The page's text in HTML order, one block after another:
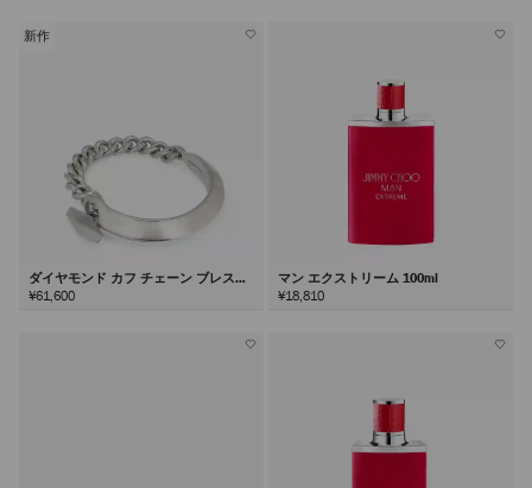
新作
ダイヤモンド カフ チェーン ブレスレ
ット
¥61,600
マン エクストリーム 100ml
¥18,810